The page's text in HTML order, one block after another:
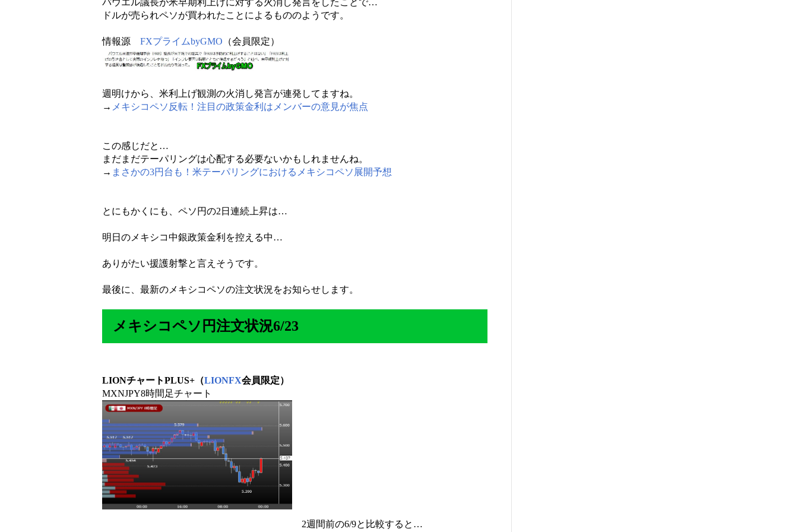
パウエル議長が米早期利上げに対する火消し発言をしたことで…
ドルが売られペソが買われたことによるもののようです。
情報源 FXプライムbyGMO （会員限定）
週明けから、米利上げ観測の火消し発言が連発してますね。
→ メキシコペソ反転！注目の政策金利はメンバーの意見が焦点
この感じだと…
まだまだテーパリングは心配する必要ないかもしれませんね。
→ まさかの3円台も！米テーパリングにおけるメキシコペソ展開予想
とにもかくにも、ペソ円の2日連続上昇は…
明日のメキシコ中銀政策金利を控える中…
ありがたい援護射撃と言えそうです。
最後に、最新のメキシコペソの注文状況をお知らせします。
メキシコペソ円注文状況6/23
LIONチャートPLUS+（LIONFX会員限定）
MXNJPY8時間足チャート
2週間前の6/9と比較すると…